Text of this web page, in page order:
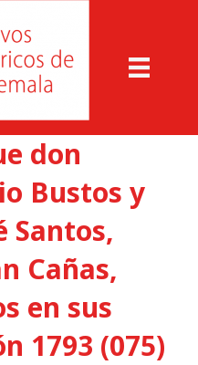
don
Bustos y
Santos,
Cañas,
en sus
1793 (075)